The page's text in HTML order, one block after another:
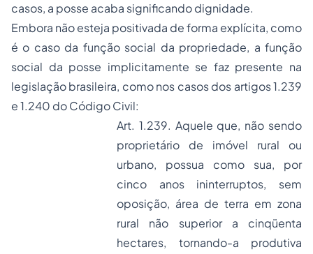
casos, a posse acaba significando dignidade.
Embora não esteja positivada de forma explícita, como
é o caso da função social da propriedade, a função
social da posse implicitamente se faz presente na
legislação brasileira, como nos casos dos artigos 1.239
e 1.240 do Código Civil:
Art. 1.239. Aquele que, não sendo
proprietário de imóvel rural ou
urbano, possua como sua, por
cinco anos ininterruptos, sem
oposição, área de terra em zona
rural não superior a cinqüenta
hectares, tornando-a produtiva